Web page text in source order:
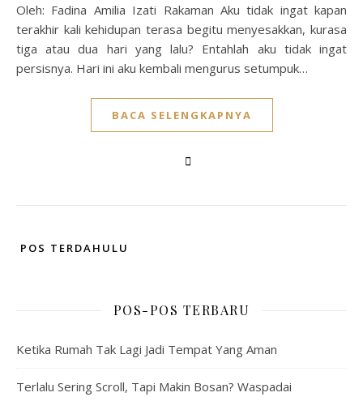
Oleh: Fadina Amilia Izati Rakaman Aku tidak ingat kapan
terakhir kali kehidupan terasa begitu menyesakkan, kurasa
tiga atau dua hari yang lalu? Entahlah aku tidak ingat
persisnya. Hari ini aku kembali mengurus setumpuk…
BACA SELENGKAPNYA
POS TERDAHULU
POS-POS TERBARU
Ketika Rumah Tak Lagi Jadi Tempat Yang Aman
Terlalu Sering Scroll, Tapi Makin Bosan? Waspadai